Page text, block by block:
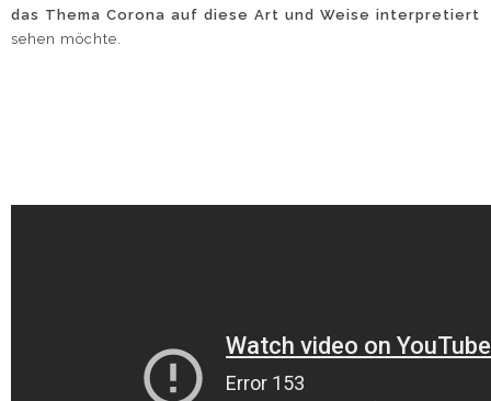
das Thema Corona auf diese Art und Weise interpretiert
sehen möchte.